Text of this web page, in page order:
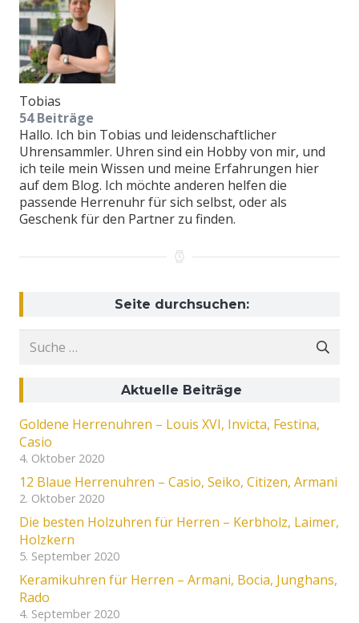
Tobias
54 Beiträge
Hallo. Ich bin Tobias und leidenschaftlicher
Uhrensammler. Uhren sind ein Hobby von mir, und
ich teile mein Wissen und meine Erfahrungen hier
auf dem Blog. Ich möchte anderen helfen die
passende Herrenuhr für sich selbst, oder als
Geschenk für den Partner zu finden.
Seite durchsuchen:
nach:
Aktuelle Beiträge
Goldene Herrenuhren – Louis XVI, Invicta, Festina,
Casio
4. Oktober 2020
12 Blaue Herrenuhren – Casio, Seiko, Citizen, Armani
2. Oktober 2020
Die besten Holzuhren für Herren – Kerbholz, Laimer,
Holzkern
5. September 2020
Keramikuhren für Herren – Armani, Bocia, Junghans,
Rado
4. September 2020